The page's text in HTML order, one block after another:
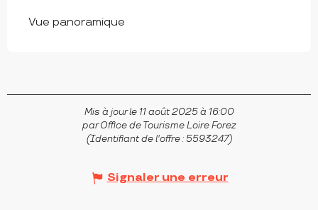
Vue panoramique
Mis à jour le 11 août 2025 à 16:00
par Office de Tourisme Loire Forez
(Identifiant de l'offre : 5593247)
Signaler une erreur